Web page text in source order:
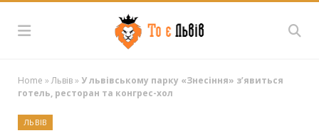
Home »Львів» У львівському парку «Знесіння» з’явиться
готель, ресторан та конгрес-хол
ЛЬВІВ